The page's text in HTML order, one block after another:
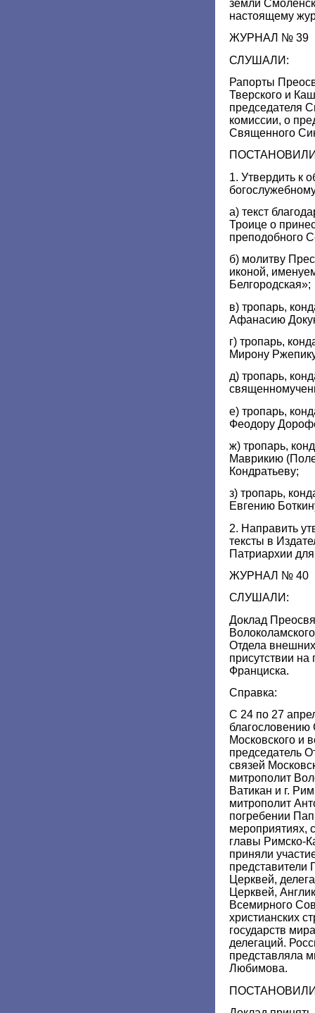
земли
настоящему
ЖУРНАЛ № 39
СЛУШАЛИ:
Рапорты
Тверского и
председателя
комиссии, о
Священного
1. Утвердить к
а) текст
Троице о
преподобного
б) молитву
иконой,
Белгородская»;
в) тропарь,
Афанасию
г) тропарь,
Мирону
д) тропарь,
е) тропарь,
Феодору
ж) тропарь,
Маврикию
Кондратьеву;
з) тропарь,
Евгению
2. Направить
тексты в
Патриархии
ЖУРНАЛ № 40
СЛУШАЛИ:
Доклад
Отдела
присутствии
Франциска.
Справка:
С 24 по 27
Московского и
председатель
связей
митрополит
Ватикан и г.
митрополит
погребении
мероприятиях,
главы Римско-
приняли
Церквей,
Церквей,
Всемирного
христианских
государств
делегаций.
представляла
Любимова.